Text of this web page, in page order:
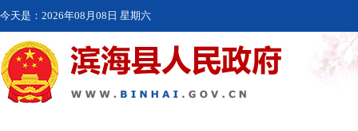
今天是： 2026年08月08日 星期六